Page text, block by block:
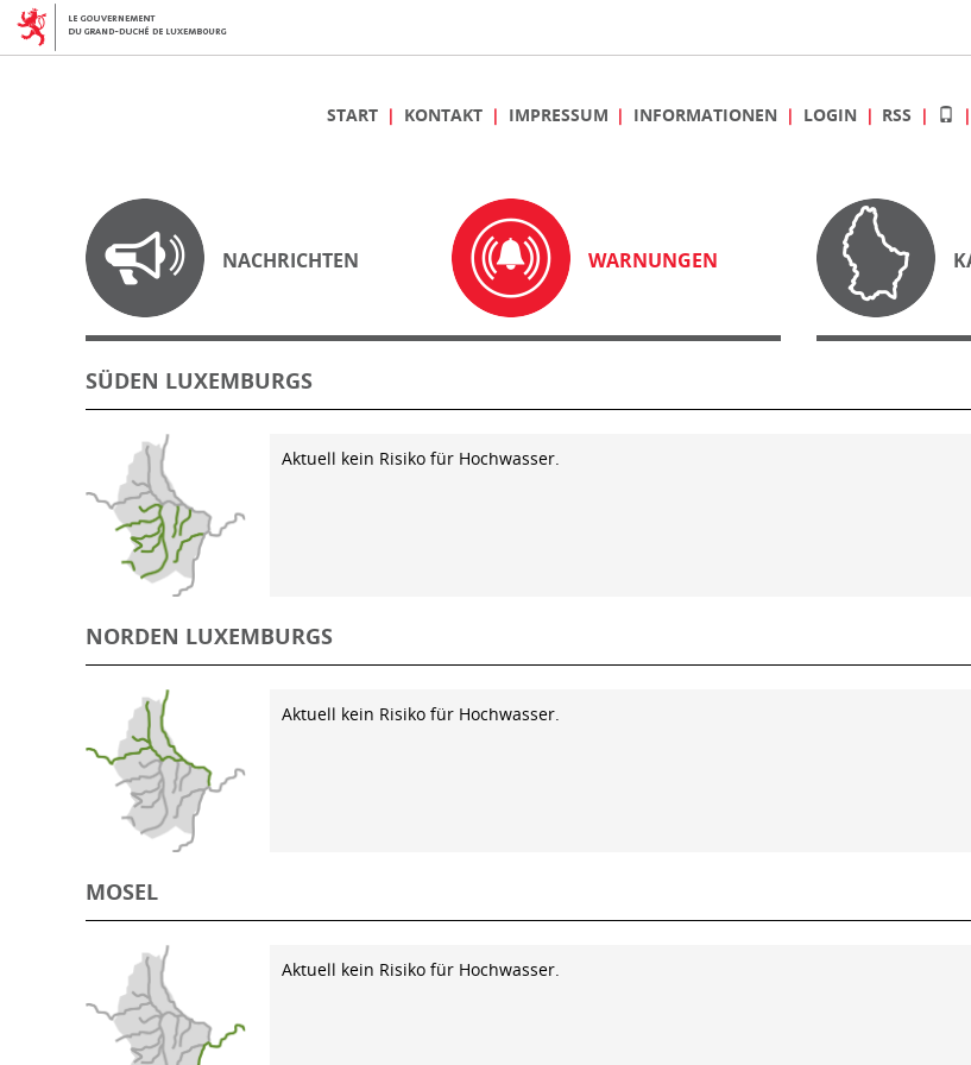
START KONTAKT IMPRESSUM INFORMATIONEN LOGIN RSS
NACHRICHTEN WARNUNGEN
SÜDEN LUXEMBURGS
Aktuell kein Risiko für Hochwasser.
NORDEN LUXEMBURGS
Aktuell kein Risiko für Hochwasser.
MOSEL
Aktuell kein Risiko für Hochwasser.